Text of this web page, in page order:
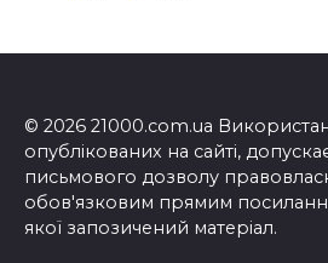
© 2026 21000.com.ua
опублікованих на сайті,
письмового дозволу
обов'язковим прямим
якої запозичений матеріал.